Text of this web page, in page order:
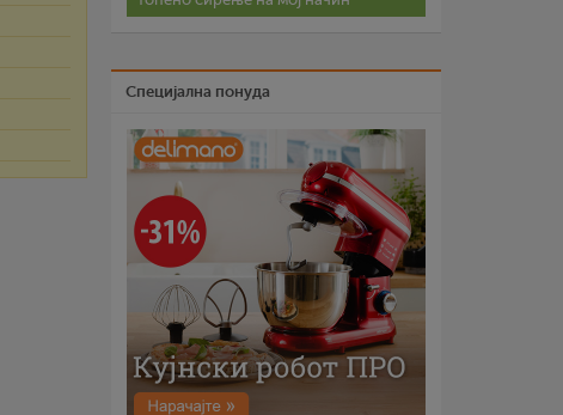
Специјална понуда